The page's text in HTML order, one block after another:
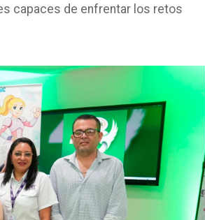
capaces de enfrentar los retos